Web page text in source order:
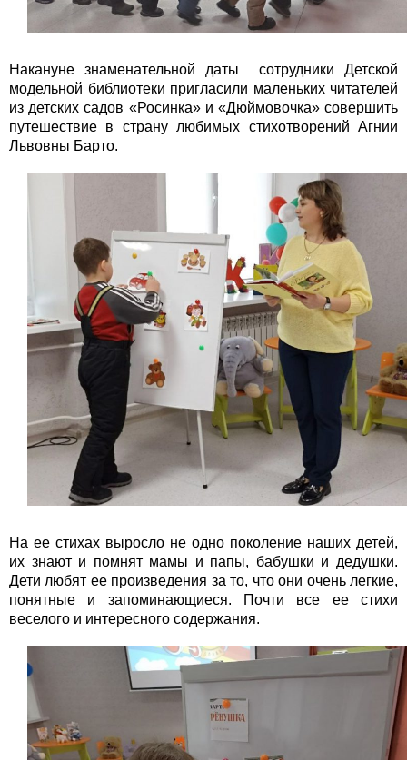
Накануне знаменательной даты сотрудники Детской
модельной библиотеки пригласили маленьких читателей
из детских садов «Росинка» и «Дюймовочка» совершить
путешествие в страну любимых стихотворений Агнии
Львовны Барто.
На ее стихах выросло не одно поколение наших детей,
их знают и помнят мамы и папы, бабушки и дедушки.
Дети любят ее произведения за то, что они очень легкие,
понятные и запоминающиеся. Почти все ее стихи
веселого и интересного содержания.